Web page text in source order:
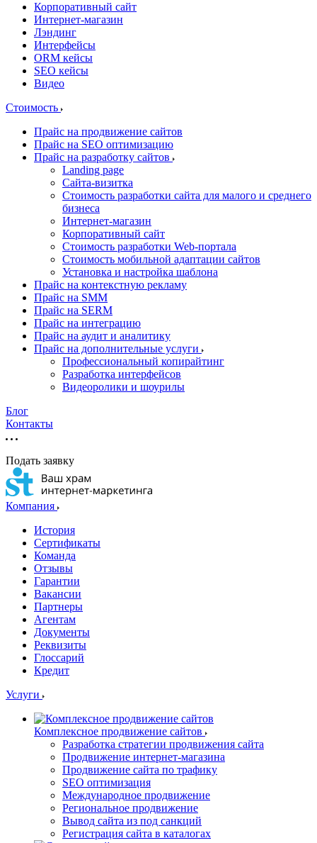
Корпоративный сайт
Интернет-магазин
Лэндинг
Интерфейсы
ORM кейсы
SEO кейсы
Видео
Стоимость
Прайс на продвижение сайтов
Прайс на SEO оптимизацию
Прайс на разработку сайтов
Landing page
Cайта-визитка
Стоимость разработки сайта для малого и среднего
бизнеса
Интернет-магазин
Корпоративный сайт
Стоимость разработки Web-портала
Стоимость мобильной адаптации сайтов
Установка и настройка шаблона
Прайс на контекстную рекламу
Прайс на SMM
Прайс на SERM
Прайс на интеграцию
Прайс на аудит и аналитику
Прайс на дополнительные услуги
Профессиональный копирайтинг
Разработка интерфейсов
Видеоролики и шоурилы
Блог
Контакты
Подать заявку
Компания
История
Сертификаты
Команда
Отзывы
Гарантии
Вакансии
Партнеры
Агентам
Документы
Реквизиты
Глоссарий
Кредит
Услуги
Комплексное продвижение сайтов
Разработка стратегии продвижения сайта
Продвижение интернет-магазина
Продвижение сайта по трафику
SEO оптимизация
Международное продвижение
Региональное продвижение
Вывод сайта из под санкций
Регистрация сайта в каталогах